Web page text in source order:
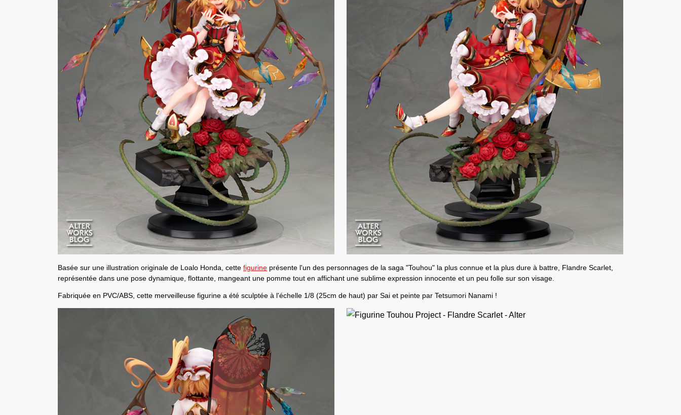
Basée sur une illustration originale de Loalo Honda , cette figurine présente l'un des personnages de la saga "Touhou" la plus connue et la plus dure à battre, Flandre Scarlet
représentée dans une pose dynamique, flottante, mangeant une pomme tout en affichant une sublime expression innocente et un peu folle sur son visage.
Fabriquée en PVC/ABS, cette merveilleuse figurine a été sculptée à l'échelle 1/8 (25cm de haut) par Sai et peinte par Tetsumori Nanami !